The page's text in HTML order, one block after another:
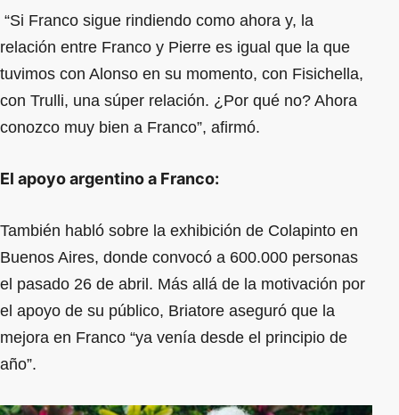
“Si Franco sigue rindiendo como ahora y, la
relación entre Franco y Pierre es igual que la que
tuvimos con Alonso en su momento, con Fisichella,
con Trulli, una súper relación. ¿Por qué no? Ahora
conozco muy bien a Franco”, afirmó.
El apoyo argentino a Franco:
También habló sobre la exhibición de Colapinto en
Buenos Aires, donde convocó a 600.000 personas
el pasado 26 de abril. Más allá de la motivación por
el apoyo de su público, Briatore aseguró que la
mejora en Franco “ya venía desde el principio de
año”.